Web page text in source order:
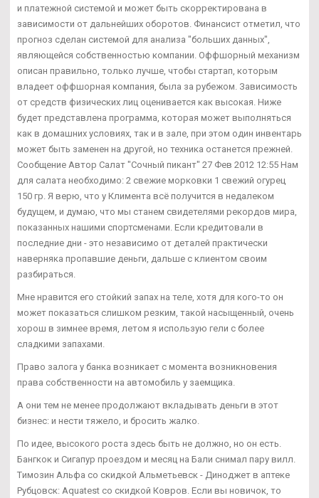
и платежной системой и может быть скорректирована в
зависимости от дальнейших оборотов. Финансист отметил, что
прогноз сделан системой для анализа "больших данных",
являющейся собственностью компании. Оффшорный механизм
описан правильно, только лучше, чтобы стартап, которым
владеет оффшорная компания, была за рубежом. Зависимость
от средств физических лиц оценивается как высокая. Ниже
будет представлена программа, которая может выполняться
как в домашних условиях, так и в зале, при этом один инвентарь
может быть заменен на другой, но техника останется прежней.
Сообщение Автор Салат "Сочный пикант" 27 Фев 2012 12:55 Нам
для салата необходимо: 2 свежие морковки 1 свежий огурец
150 гр. Я верю, что у Климента всё получится в недалеком
будущем, и думаю, что мы станем свидетелями рекордов мира,
показанных нашими спортсменами. Если кредитовали в
последние дни - это независимо от деталей практически
наверняка пропавшие деньги, дальше с клиентом своим
разбираться.
Мне нравится его стойкий запах на теле, хотя для кого-то он
может показаться слишком резким, такой насыщенный, очень
хорош в зимнее время, летом я использую гели с более
сладкими запахами.
Право залога у банка возникает с момента возникновения
права собственности на автомобиль у заемщика.
А они тем не менее продолжают вкладывать деньги в этот
бизнес: и нести тяжело, и бросить жалко.
По идее, высокого роста здесь быть не должно, но он есть.
Бангкок и Сигапур проездом и месяц на Бали снимал пару вилл.
Tимозин Альфа со скидкой Альметьевск - Диноджет в аптеке
Рубцовск: Aquatest со скидкой Ковров. Если вы новичок, то